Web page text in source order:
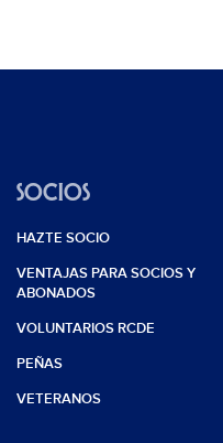
SOCIOS
HAZTE SOCIO
VENTAJAS PARA SOCIOS Y
ABONADOS
VOLUNTARIOS RCDE
PEÑAS
VETERANOS